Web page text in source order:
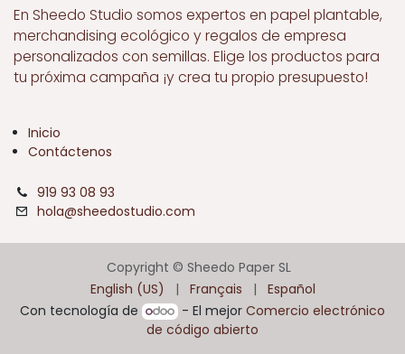
En Sheedo Studio somos expertos en papel plantable,
merchandising ecológico y regalos de empresa
personalizados con semillas. Elige los productos para
tu próxima campaña ¡y crea tu propio presupuesto!
Inicio
Contáctenos
919 93 08 93
hola@sheedostudio.com
Copyright © Sheedo Paper SL
English (US)
| Français |
Español
Con tecnología de
- El mejorComercio electrónico
de código abierto